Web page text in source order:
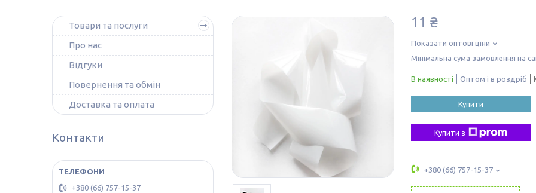
11 ₴
Показати оптові ціни
Мінімальна сума замовлення на
В наявності Оптом і в роздріб
Купити
Купити з
+380 (66) 757-15-37
Товари та послуги
Про нас
Відгуки
Повернення та обмін
Доставка та оплата
Контакти
+380 (66) 757-15-37